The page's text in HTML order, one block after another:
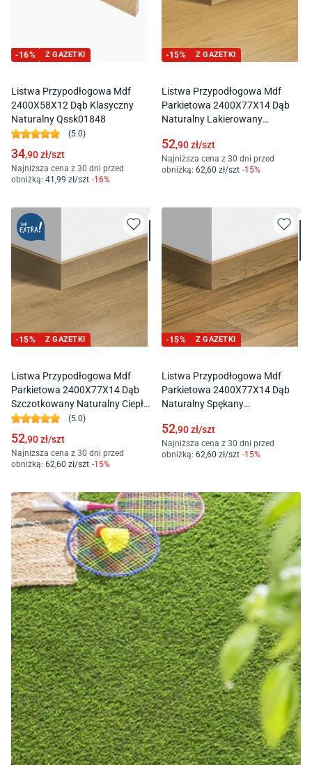
-16% Z GAZETKI
Listwa Przypodłogowa Mdf
2400X58X12 Dąb Klasyczny
Naturalny Qssk01848
(5.0)
34,90zł/szt
Najniższa cena z 30 dni przed
obniżką: 41 ,99 zł/szt -16%
-15% Z GAZETKI
Listwa Przypodłogowa Mdf
Parkietowa 2400X77X14 Dąb
Naturalny Lakierowany
52,90zł/szt
Najniższa cena z 30 dni przed
obniżką: 62 ,60 zł/szt -15%
-15% Z GAZETKI
Listwa Przypodłogowa Mdf
Parkietowa 2400X77X14 Dąb
Szczotkowany Naturalny Ciepły
Qspskr04762(5.0)
52,90zł/szt
Najniższa cena z 30 dni przed
obniżką: 62 ,60 zł/szt -15%
-15% Z GAZETKI
Listwa Przypodłogowa Mdf
Parkietowa 2400X77X14 Dąb
Naturalny Spękany
52,90zł/szt
Najniższa cena z 30 dni przed
obniżką: 62 ,60 zł/szt -15%